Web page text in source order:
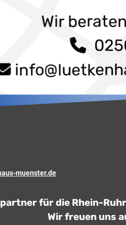
Wir
muenster.de
für die Rhein-
Wir freuen uns